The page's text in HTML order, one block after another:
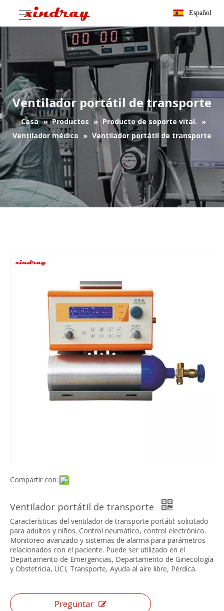
Español
Ventilador portátil de transporte
Casa » Productos » Producto de soporte vital. »
Ventilador médico » Ventilador portátil de transporte
Compartir con:
Ventilador portátil de transporte
Características del ventilador de transporte portátil: solicitado
para adultos y niños. Control neumático, control electrónico.
Monitoreo avanzado y sistemas de alarma para parámetros
relacionados con el paciente. Puede ser utilizado en el
Departamento de Emergencias, Departamento de Ginecología
y Obstetricia, UCI, Transporte, Ayuda al aire libre, Pérdica.
Preguntar